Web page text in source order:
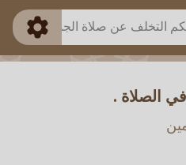
الصلاة .